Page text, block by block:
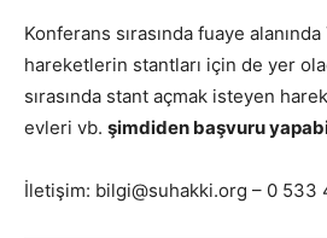
Konferans sırasında fuaye
hareketlerin stantları için de yer
sırasında stant açmak isteyen
evleri vb. şimdiden başvuru
İletişim: bilgi@suhakki.org – 0 533